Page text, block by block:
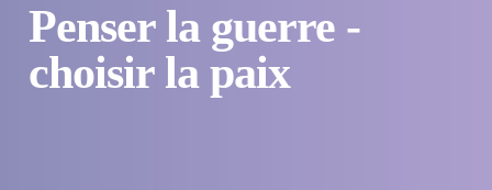
Penser la guerre -
choisir la paix